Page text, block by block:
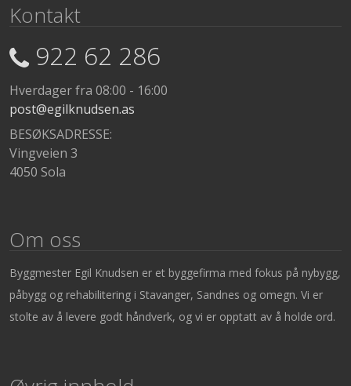
Kontakt
922 62 286
Hverdager fra 08:00 - 16:00
post@egilknudsen.as
BESØKSADRESSE:
Vingveien 3
4050 Sola
Om oss
Byggmester Egil Knudsen er et byggefirma med fokus på nybygg,
påbygg og rehabilitering i Stavanger, Sandnes og omegn. Vi er
stolte av å levere godt håndverk, og vi er opptatt av å holde ord.